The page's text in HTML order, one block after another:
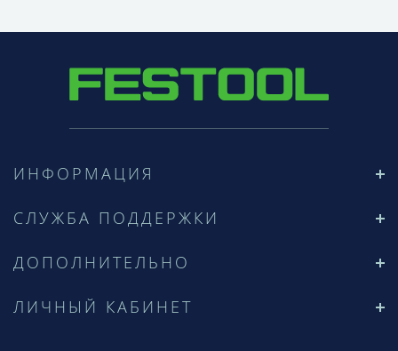
ИНФОРМАЦИЯ
СЛУЖБА ПОДДЕРЖКИ
ДОПОЛНИТЕЛЬНО
ЛИЧНЫЙ КАБИНЕТ